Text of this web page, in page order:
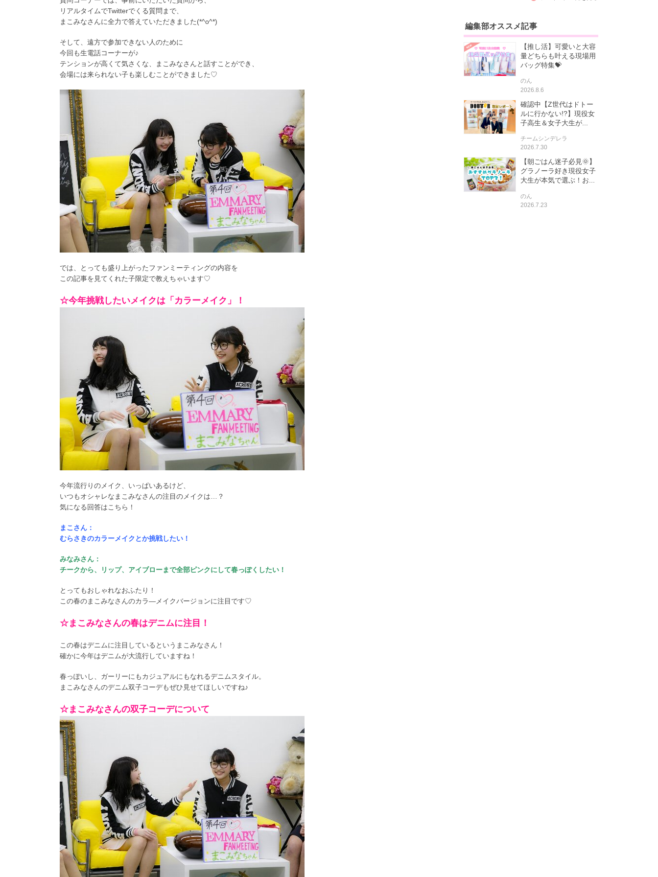
リアルタイムでTwitterでくる質問まで、
まこみなさんに全力で答えていただきました(*^o^*)
そして、遠方で参加できない人のために
今回も生電話コーナーが♪
テンションが高くて気さくな、まこみなさんと話すことができ、
会場には来られない子も楽しむことができました♡
では、とっても盛り上がったファンミーティングの内容を
この記事を見てくれた子限定で教えちゃいます♡
☆今年挑戦したいメイクは「カラーメイク」！
今年流行りのメイク、いっぱいあるけど、
いつもオシャレなまこみなさんの注目のメイクは…？
気になる回答はこちら！
まこさん：
むらさきのカラーメイクとか挑戦したい！
みなみさん：
チークから、リップ、アイブローまで全部ピンクにして春っぽくしたい！
とってもおしゃれなおふたり！
この春のまこみなさんのカラ―メイクバージョンに注目です♡
☆まこみなさんの春はデニムに注目！
この春はデニムに注目しているというまこみなさん！
確かに今年はデニムが大流行していますね！
春っぽいし、ガーリーにもカジュアルにもなれるデニムスタイル。
まこみなさんのデニム双子コーデもぜひ見せてほしいですね♪
☆まこみなさんの双子コーデについて
編集部オススメ記事
【推し活】可愛いと大容
量どちらも叶える現場用
バッグ特集💝
のん
2026.8.6
確認中【Z世代はドトー
ルに行かない!?】現役女
子高生＆女子大生が...
チームシンデレラ
2026.7.30
【朝ごはん迷子必見🌞】
グラノーラ好き現役女子
大生が本気で選ぶ！お...
のん
2026.7.23